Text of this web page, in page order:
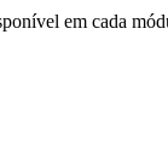
em cada